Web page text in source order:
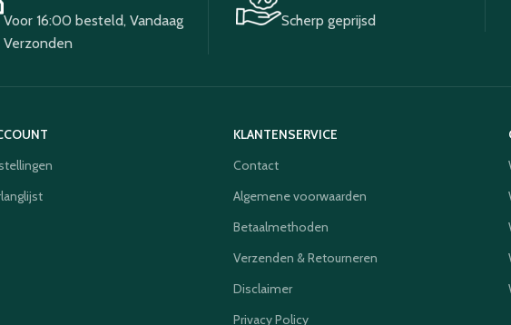
Voor 16:00 besteld, Vandaag
Verzonden
Scherp geprijsd
KLANTENSERVICE
Contact
Algemene voorwaarden
Betaalmethoden
Verzenden & Retourneren
Disclaimer
Privacy Policy